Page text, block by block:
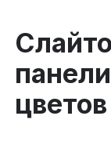
цветов